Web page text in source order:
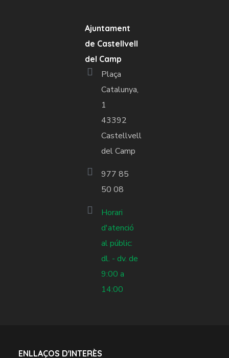
Ajuntament
de Castellvell
del Camp
Plaça
Catalunya,
1
43392
Castellvell
del Camp
977 85
50 08
Horari
d'atenció
al públic:
dl. - dv. de
9:00 a
14:00
ENLLAÇOS D'INTERÈS